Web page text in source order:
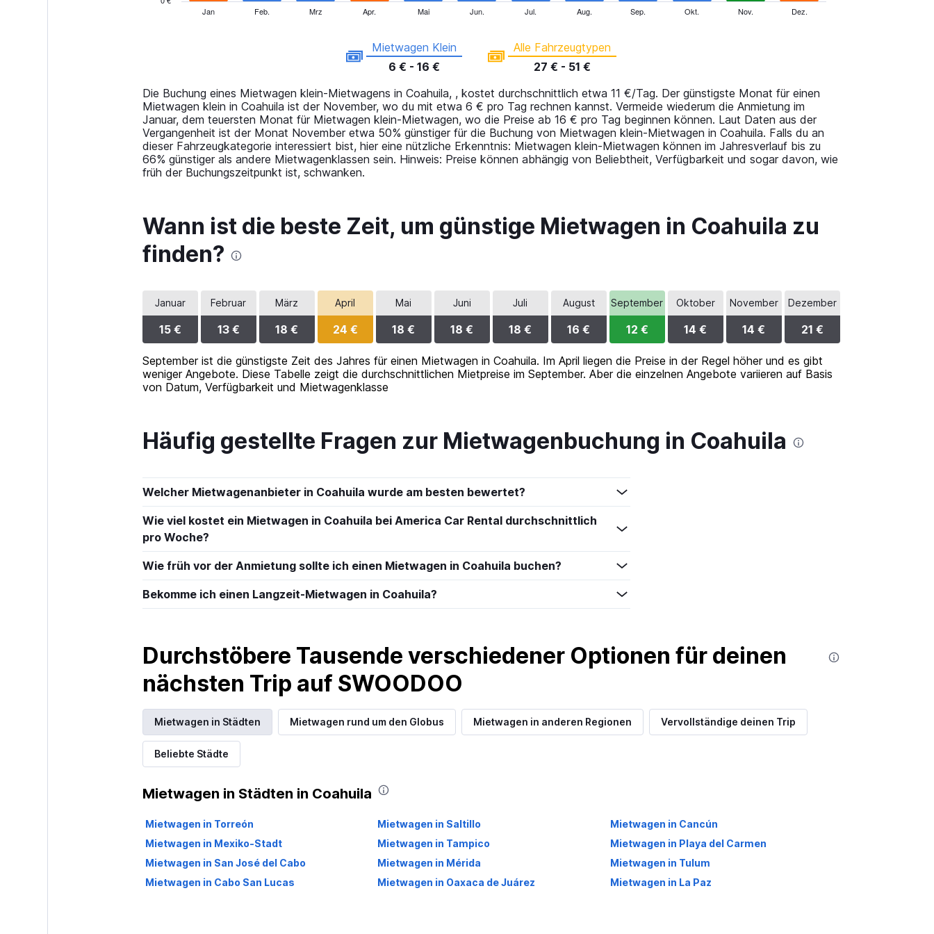
14
categories.
The
chart
has
1
Y
Range:
0
to
60.
Jan Feb. Mrz Apr. Mai Jun. Jul. Aug. Sep. Okt. Nov. Dez.
Mietwagen Klein
6 € - 16 €
Alle Fahrzeugtypen
27 € - 51 €
Die Buchung eines Mietwagen klein-Mietwagens in Coahuila, , kostet durchschnittlich etwa 11 €/Tag. Der günstigste Monat für einen
Mietwagen klein in Coahuila ist der November, wo du mit etwa 6 € pro Tag rechnen kannst. Vermeide wiederum die Anmietung im
Januar, dem teuersten Monat für Mietwagen klein-Mietwagen, wo die Preise ab 16 € pro Tag beginnen können. Laut Daten aus der
Vergangenheit ist der Monat November etwa 50% günstiger für die Buchung von Mietwagen klein-Mietwagen in Coahuila. Falls du an
dieser Fahrzeugkategorie interessiert bist, hier eine nützliche Erkenntnis: Mietwagen klein-Mietwagen können im Jahresverlauf bis zu
66% günstiger als andere Mietwagenklassen sein. Hinweis: Preise können abhängig von Beliebtheit, Verfügbarkeit und sogar davon, wie
früh der Buchungszeitpunkt ist, schwanken.
Wann ist die beste Zeit, um günstige Mietwagen in Coahuila zu
finden?
Januar
15 €
Februar
13 €
März
18 €
April
24 €
Mai
18 €
Juni
18 €
Juli
18 €
August
16 €
September
12 €
Oktober
14 €
November
14 €
Dezember
21 €
September ist die günstigste Zeit des Jahres für einen Mietwagen in Coahuila. Im April liegen die Preise in der Regel höher und es gibt
weniger Angebote. Diese Tabelle zeigt die durchschnittlichen Mietpreise im September. Aber die einzelnen Angebote variieren auf Basis
von Datum, Verfügbarkeit und Mietwagenklasse
Häufig gestellte Fragen zur Mietwagenbuchung in Coahuila
Welcher Mietwagenanbieter in Coahuila wurde am besten bewertet?
Wie viel kostet ein Mietwagen in Coahuila bei America Car Rental durchschnittlich
pro Woche?
Wie früh vor der Anmietung sollte ich einen Mietwagen in Coahuila buchen?
Bekomme ich einen Langzeit-Mietwagen in Coahuila?
Durchstöbere Tausende verschiedener Optionen für deinen
nächsten Trip auf SWOODOO
Mietwagen in Städten Mietwagen rund um den Globus Mietwagen in anderen Regionen Vervollständige deinen Trip
Beliebte Städte
Mietwagen in Städten in Coahuila
Mietwagen in Torreón Mietwagen in Saltillo
Mietwagen in Cancún
Mietwagen in Mexiko-Stadt
Mietwagen in Tampico
Mietwagen in Playa del Carmen
Mietwagen in San José del Cabo
Mietwagen in Mérida
Mietwagen in Tulum
Mietwagen in Cabo San Lucas
Mietwagen in Oaxaca de Juárez Mietwagen in La Paz